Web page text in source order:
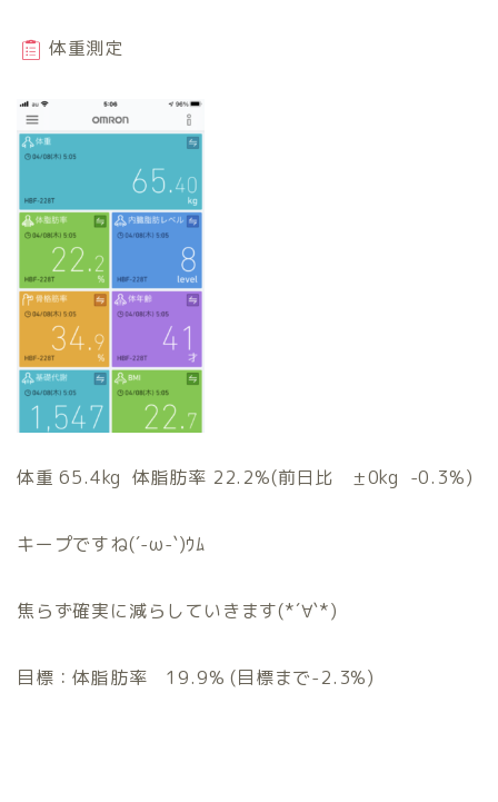
体重測定
体重 65.4kg 体脂肪率 22.2%(前日比 ±0kg -0.3%)
キープですね(´-ω-`)ｳﾑ
焦らず確実に減らしていきます(*´∀`*)
目標：体脂肪率 19.9% (目標まで-2.3%)